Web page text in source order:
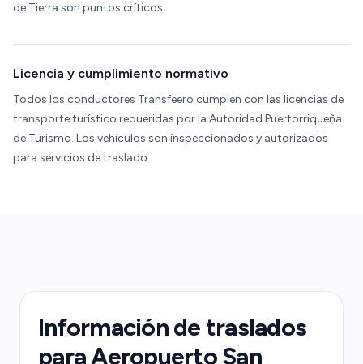
de Tierra son puntos críticos.
Licencia y cumplimiento normativo
Todos los conductores Transfeero cumplen con las licencias de
transporte turístico requeridas por la Autoridad Puertorriqueña
de Turismo. Los vehículos son inspeccionados y autorizados
para servicios de traslado.
Información de traslados
para Aeropuerto San